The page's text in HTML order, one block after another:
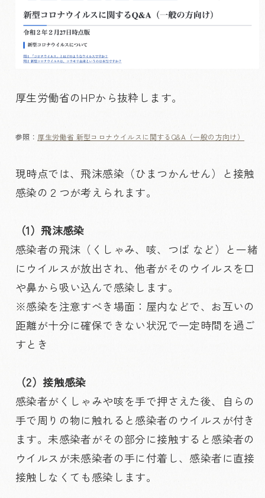
厚生労働省のHPから抜粋します。
参照： 厚生労働省 新型コロナウイルスに関するQ&A（一般の方向け）
現時点では、飛沫感染（ひまつかんせん）と接触
感染の２つが考えられます。
（1）飛沫感染
感染者の飛沫（くしゃみ、咳、つば など）と一緒
にウイルスが放出され、他者がそのウイルスを口
や鼻から吸い込んで感染します。
※感染を注意すべき場面：屋内などで、お互いの
距離が十分に確保できない状況で一定時間を過ご
すとき
（2）接触感染
感染者がくしゃみや咳を手で押さえた後、自らの
手で周りの物に触れると感染者のウイルスが付き
ます。未感染者がその部分に接触すると感染者の
ウイルスが未感染者の手に付着し、感染者に直接
接触しなくても感染します。